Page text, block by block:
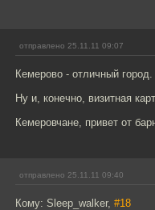
отправлено 25.11.11 09:07
Кемерово - отличный
Ну и, конечно, визитная
Кемеровчане, привет от
отправлено 25.11.11 09:40
Кому: Sleep_walker, #18